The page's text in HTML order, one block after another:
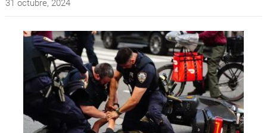
31 octubre, 2024